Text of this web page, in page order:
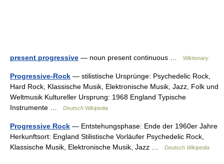
present progressive — noun present continuous … Wiktionary
Progressive-Rock — stilistische Ursprünge: Psychedelic Rock,
Hard Rock, Klassische Musik, Elektronische Musik, Jazz, Folk und
Weltmusik Kultureller Ursprung: 1968 England Typische
Instrumente …
Deutsch Wikipedia
Progressive Rock — Entstehungsphase: Ende der 1960er Jahre
Herkunftsort: England Stilistische Vorläufer Psychedelic Rock,
Klassische Musik, Elektronische Musik, Jazz …
Deutsch Wikipedia